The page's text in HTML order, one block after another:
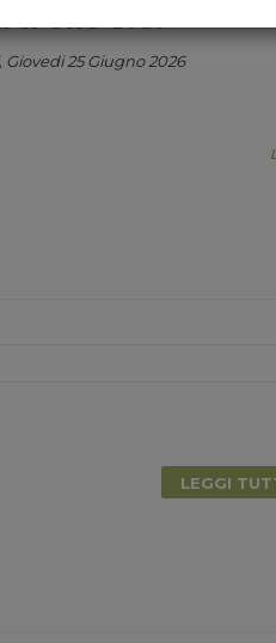
3.0.
25 Giugno 2026
LEGGI